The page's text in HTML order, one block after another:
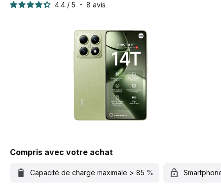
4.4 / 5 - 8 avis
Compris avec votre achat
Capacité de charge maximale > 85 %